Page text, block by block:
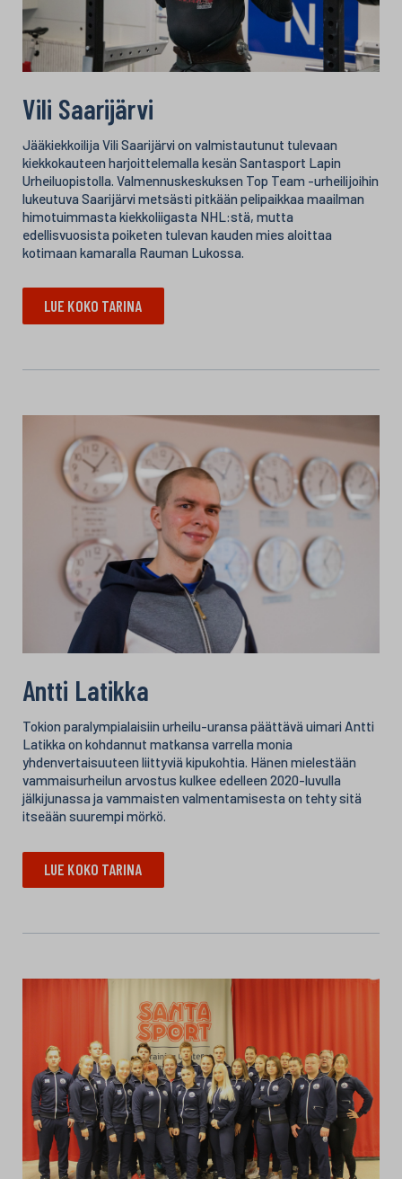
Vili Saarijärvi
Jääkiekkoilija Vili Saarijärvi on valmistautunut tulevaan
kiekkokauteen harjoittelemalla kesän Santasport Lapin
Urheiluopistolla. Valmennuskeskuksen Top Team -urheilijoihin
lukeutuva Saarijärvi metsästi pitkään pelipaikkaa maailman
himotuimmasta kiekkoliigasta NHL:stä, mutta
edellisvuosista poiketen tulevan kauden mies aloittaa
kotimaan kamaralla Rauman Lukossa.
LUE KOKO TARINA
Antti Latikka
Tokion paralympialaisiin urheilu-uransa päättävä uimari Antti
Latikka on kohdannut matkansa varrella monia
yhdenvertaisuuteen liittyviä kipukohtia. Hänen mielestään
vammaisurheilun arvostus kulkee edelleen 2020-luvulla
jälkijunassa ja vammaisten valmentamisesta on tehty sitä
itseään suurempi mörkö.
LUE KOKO TARINA